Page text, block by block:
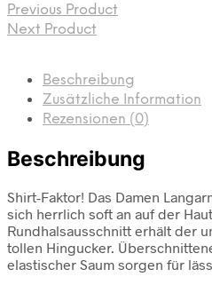
Previous Product
Next Product
Beschreibung
Zusätzliche Information
Rezensionen (0)
Beschreibung
Shirt-Faktor! Das Damen
sich herrlich soft an auf der
Rundhalsausschnitt erhält der
tollen Hingucker.
elastischer Saum sorgen für